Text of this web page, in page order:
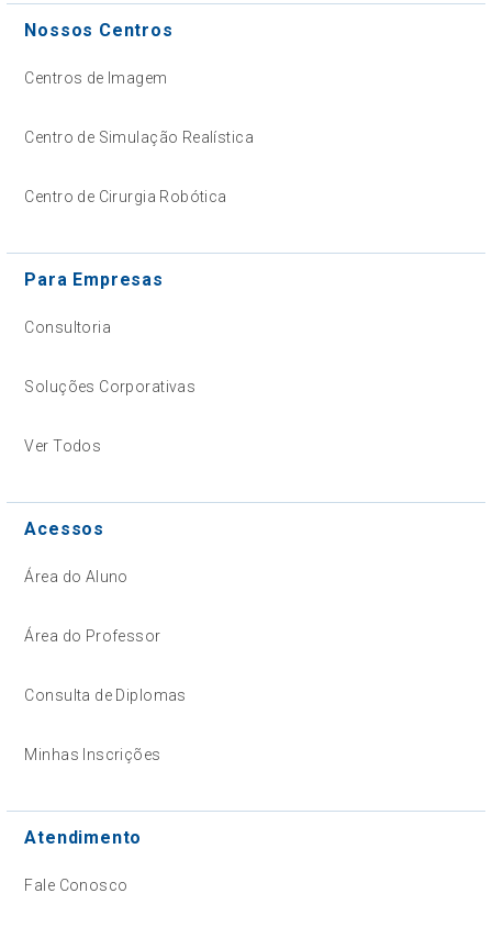
Nossos Centros
Centros de Imagem
Centro de Simulação Realística
Centro de Cirurgia Robótica
Para Empresas
Consultoria
Soluções Corporativas
Ver Todos
Acessos
Área do Aluno
Área do Professor
Consulta de Diplomas
Minhas Inscrições
Atendimento
Fale Conosco